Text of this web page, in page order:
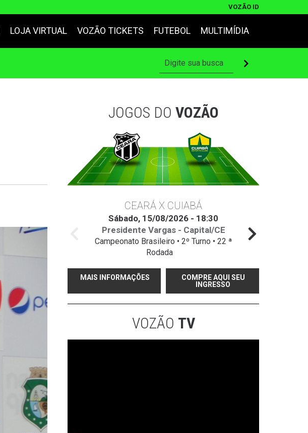
VOZÃO ID
LOJA VIRTUAL VOZÃO TICKETS FUTEBOL MULTIMÍDIA
JOGOS DO VOZÃO
CEARÁ X CUIABÁ
Sábado, 15/08/2026 - 18:30
Presidente Vargas - Capital/CE
Campeonato Brasileiro • 2º Turno • 22 ª
Rodada
MAIS INFORMAÇÕES
COMPRE AQUI SEU
INGRESSO
VOZÃO TV